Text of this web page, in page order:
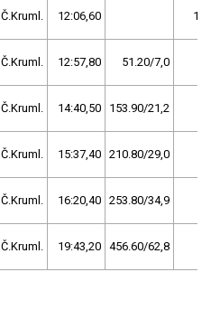
Č.Kruml. 12:06,60 14
Č.Kruml. 12:57,80 51.20/7,0
Č.Kruml. 14:40,50 153.90/21,2
Č.Kruml. 15:37,40 210.80/29,0
Č.Kruml. 16:20,40 253.80/34,9
Č.Kruml. 19:43,20 456.60/62,8